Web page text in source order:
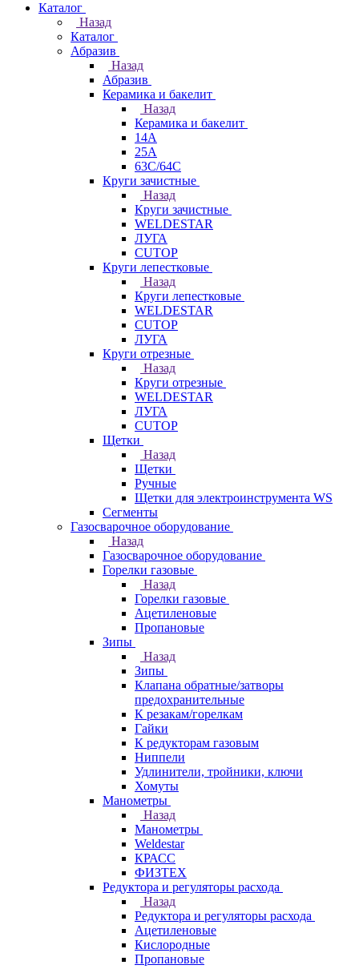
Каталог
Назад
Каталог
Абразив
Назад
Абразив
Керамика и бакелит
Назад
Керамика и бакелит
14А
25А
63С/64С
Круги зачистные
Назад
Круги зачистные
WELDESTAR
ЛУГА
CUTOP
Круги лепестковые
Назад
Круги лепестковые
WELDESTAR
CUTOP
ЛУГА
Круги отрезные
Назад
Круги отрезные
WELDESTAR
ЛУГА
CUTOP
Щетки
Назад
Щетки
Ручные
Щетки для электроинструмента WS
Сегменты
Газосварочное оборудование
Назад
Газосварочное оборудование
Горелки газовые
Назад
Горелки газовые
Ацетиленовые
Пропановые
Зипы
Назад
Зипы
Клапана обратные/затворы
предохранительные
К резакам/горелкам
Гайки
К редукторам газовым
Ниппели
Удлинители, тройники, ключи
Хомуты
Манометры
Назад
Манометры
Weldestar
КРАСС
ФИЗТЕХ
Редуктора и регуляторы расхода
Назад
Редуктора и регуляторы расхода
Ацетиленовые
Кислородные
Пропановые